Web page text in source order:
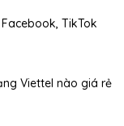
TikTok
Viettel nào giá rẻ